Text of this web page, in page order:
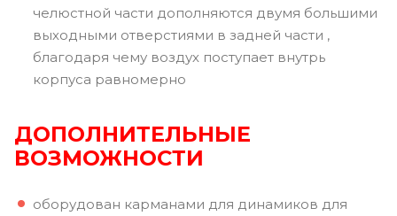
челюстной части дополняются двумя большими
выходными отверстиями в задней части ,
благодаря чему воздух поступает внутрь
корпуса равномерно
ДОПОЛНИТЕЛЬНЫЕ
ВОЗМОЖНОСТИ
оборудован карманами для динамиков для